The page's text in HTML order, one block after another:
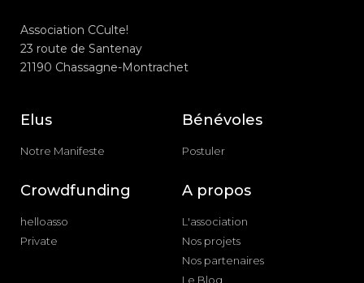
Association CCulte!
23 route de Santenay
21190 Chassagne-Montrachet
Elus
Notre Manifeste
Bénévoles
Postuler
Crowdfunding
helloasso
Private
A propos
L'association
Nos projets
Nos partenaires
Le Blog